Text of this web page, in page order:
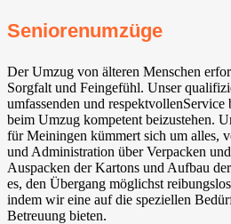
Seniorenumzüge
Der Umzug von älteren Menschen
Sorgfalt und Feingefühl. Unser
umfassenden und respektvollenService
beim Umzug kompetent beizustehen.
für Meiningen kümmert sich um alles,
und Administration über Verpacken
Auspacken der Kartons und Aufbau
es, den Übergang möglichst
indem wir eine auf die speziellen
Betreuung bieten.